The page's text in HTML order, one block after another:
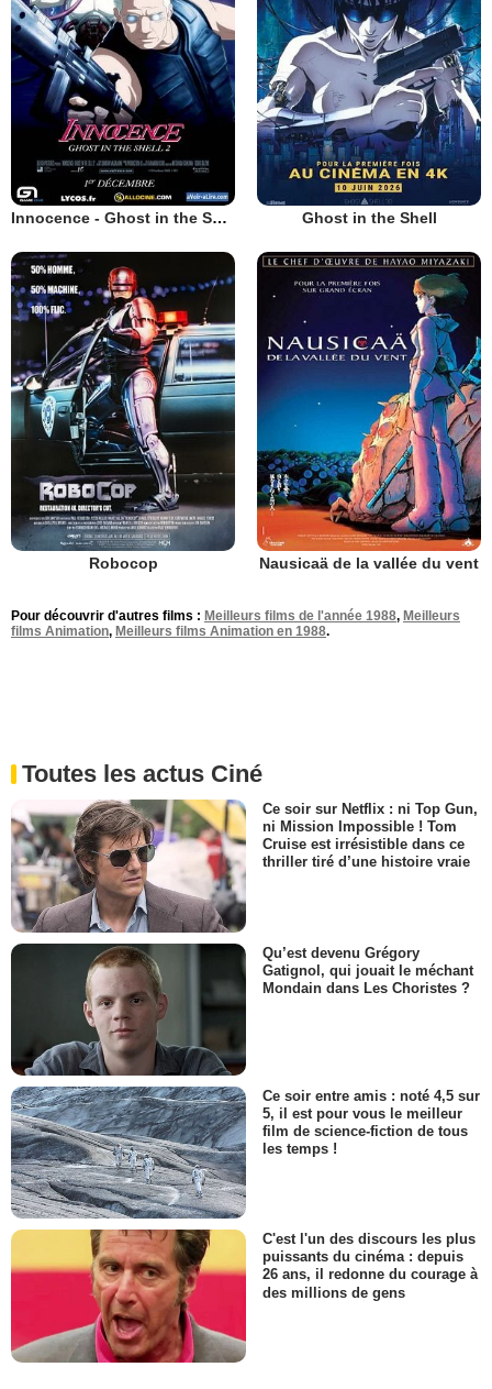
Innocence - Ghost in the Shell 2 Ghost in the Shell
Robocop Nausicaä de la vallée du vent
Pour découvrir d'autres films : Meilleurs films de l'année 1988, Meilleurs
films Animation, Meilleurs films Animation en 1988.
Toutes les actus Ciné
Ce soir sur Netflix : ni Top Gun,
ni Mission Impossible ! Tom
Cruise est irrésistible dans ce
thriller tiré d’une histoire vraie
Qu’est devenu Grégory
Gatignol, qui jouait le méchant
Mondain dans Les Choristes ?
Ce soir entre amis : noté 4,5 sur
5, il est pour vous le meilleur
film de science-fiction de tous
les temps !
C'est l'un des discours les plus
puissants du cinéma : depuis
26 ans, il redonne du courage à
des millions de gens